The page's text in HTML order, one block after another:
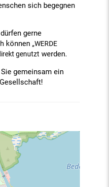
sich begegnen
gerne
können„WERDE
genutzt werden.
gemeinsam ein